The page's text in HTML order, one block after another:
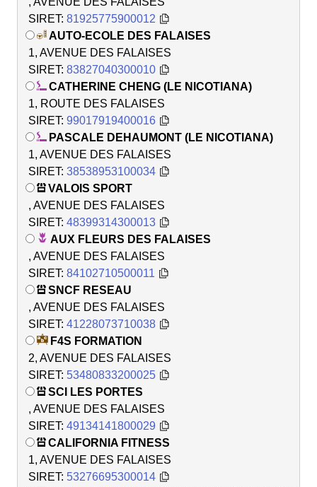
SIRET: 81925775900012
AUTO-ECOLE DES FALAISES
1, AVENUE DES FALAISES
SIRET: 83827040300010
CATHERINE CHENG (LE NICOTIANA)
1, ROUTE DES FALAISES
SIRET: 99017919400016
PASCALE DEHAUMONT (LE NICOTIANA)
1, AVENUE DES FALAISES
SIRET: 38538953100034
VALOIS SPORT
, AVENUE DES FALAISES
SIRET: 48399314300013
AUX FLEURS DES FALAISES
, AVENUE DES FALAISES
SIRET: 84102710500011
SNCF RESEAU
, AVENUE DES FALAISES
SIRET: 41228073710038
F4S FORMATION
2, AVENUE DES FALAISES
SIRET: 53480833200025
SCI LES PORTES
, AVENUE DES FALAISES
SIRET: 49134141800029
CALIFORNIA FITNESS
1, AVENUE DES FALAISES
SIRET: 53276695300014